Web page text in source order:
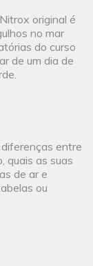
original é
no mar
do curso
de um dia de
entre
quais as suas
de ar e
ou